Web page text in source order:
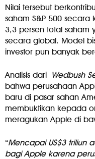
Nilai tersebut
saham S&P 500
3,3 persen total
secara global. Model
investor pun banyak
Analisis dari Wedbush
bahwa perusahaan
baru di pasar sahan
membuktikan kepada
meragukan Apple di
“Mencapai US$3 triliun
bagi Apple karena